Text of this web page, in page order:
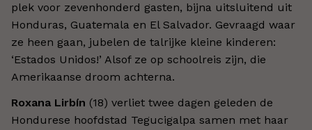
plek voor zevenhonderd gasten, bijna uitsluitend uit
Honduras, Guatemala en El Salvador. Gevraagd waar
ze heen gaan, jubelen de talrijke kleine kinderen:
‘Estados Unidos!’ Alsof ze op schoolreis zijn, die
Amerikaanse droom achterna.
Roxana Lirbín (18) verliet twee dagen geleden de
Hondurese hoofdstad Tegucigalpa samen met haar